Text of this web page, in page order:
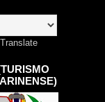
Translate